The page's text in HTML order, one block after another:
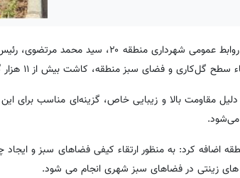
به نقل از روابط عمومی شهرداری
سبز منطقه، کاشت بیش از ۱۱ هزار گلدان گل داوودی در نقاط مختلف، اجرا شد.
مقاومت بالا و زیبایی خاص، گزینه‌ای مناسب برای
اضافه کرد: به منظور ارتقاء کیفی فضاهای سبز و ایجاد
زینتی در فضاهای سبز شهری انجام می شود.